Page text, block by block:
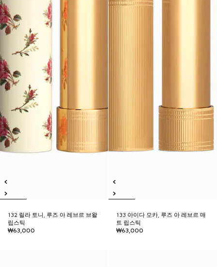
132 릴라 토니, 루즈 아 레브르 브왈
립스틱
₩63,000
133 아이다 모카, 루즈 아 레브르 매
트 립스틱
₩63,000